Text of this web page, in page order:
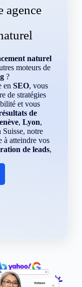
agence
naturel
moteurs de
?
enSEO, vous
de stratégies
et vous
de
, Lyon,
Suisse, notre
à atteindre vos
de leads,